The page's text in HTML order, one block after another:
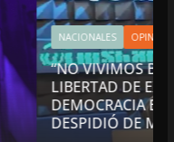
PARA LA
NI PARA LA
LUIS CÁRDENAS; SE